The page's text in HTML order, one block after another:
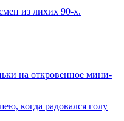
из лихих 90-х.
на откровенное мини-
когда радовался голу